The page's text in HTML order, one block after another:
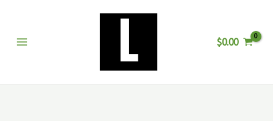
contenu
$0.00